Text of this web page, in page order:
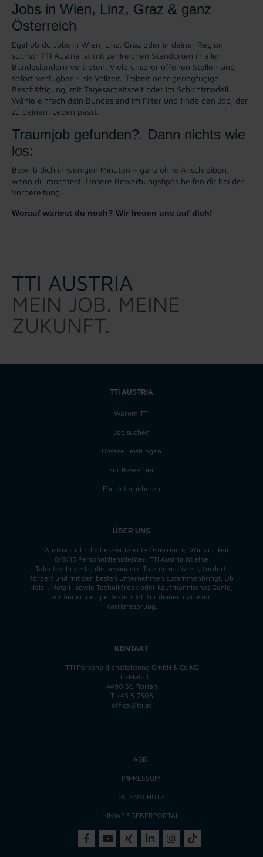
Jobs in Wien, Linz, Graz & ganz
Österreich
Egal ob du Jobs in Wien, Linz, Graz oder in deiner Region
suchst: TTI Austria ist mit zahlreichen Standorten in allen
Bundesländern vertreten. Viele unserer offenen Stellen sind
sofort verfügbar – als Vollzeit, Teilzeit oder geringfügige
Beschäftigung, mit Tagesarbeitszeit oder im Schichtmodell.
Wähle einfach dein Bundesland im Filter und finde den Job, der
zu deinem Leben passt.
Traumjob gefunden?. Dann nichts wie
los:
Bewirb dich in wenigen Minuten – ganz ohne Anschreiben,
wenn du möchtest. Unsere Bewerbungstipps helfen dir bei der
Vorbereitung.
Worauf wartest du noch? Wir freuen uns auf dich!
TTI AUSTRIA
MEIN JOB. MEINE
ZUKUNFT.
TTI AUSTRIA
Warum TTI
Job suchen
Unsere Leistungen
Für Bewerber
Für Unternehmen
ÜBER UNS
TTI Austria sucht die besten Talente Österreichs. Wir sind kein
0/8/15 Personaldienstleister, TTI Austria ist eine
Talenteschmiede, die besondere Talente motiviert, fordert,
fördert und mit den besten Unternehmen zusammenbringt. Ob
Holz-, Metall- sowie Technikfreak oder kaufmännisches Genie,
wir finden den perfekten Job für deinen nächsten
Karrieresprung.
KONTAKT
TTI Personaldienstleistung GmbH & Co KG
TTI-Platz 1
4490 St. Florian
T +43 5 7505
office@tti.at
AGB
IMPRESSUM
DATENSCHUTZ
HINWEISGEBERPORTAL